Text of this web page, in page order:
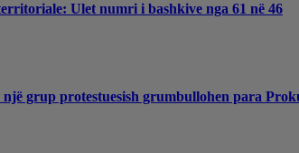
Ulet numri i bashkive nga 61 në 46
grup protestuesish grumbullohen para